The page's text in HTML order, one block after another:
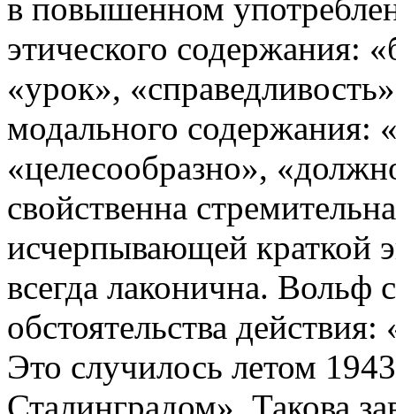
в повышенном
этического содержания:
«урок»,
модального содержания:
«целесообразно»,
свойственна
исчерпывающей краткой
всегда лаконична. Вольф
обстоятельства
Это случилось летом